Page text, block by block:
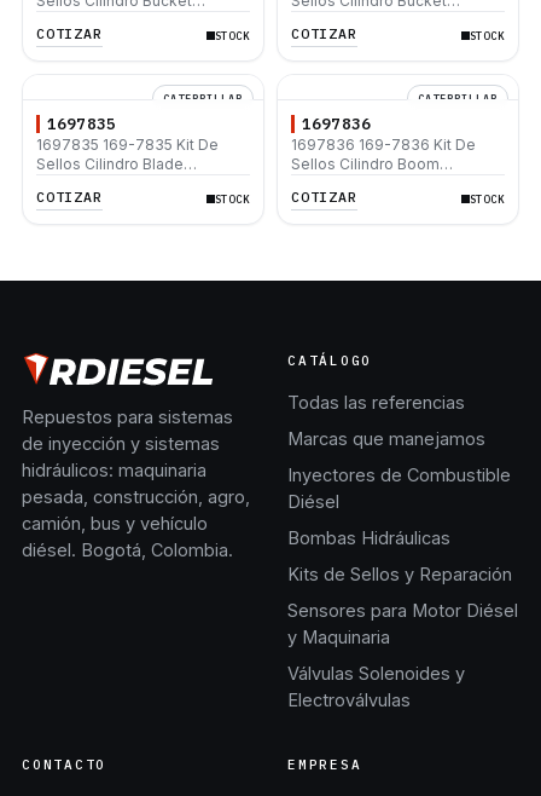
SR 312C L
COTIZAR STOCK
312B L 313B
COTIZAR STOCK
CATERPILLAR
1697835
1697835 169-7835 Kit De
Sellos Cilindro Blade
312B L
COTIZAR STOCK
CATERPILLAR
1697836
1697836 169-7836 Kit De
Sellos Cilindro Boom
COTIZAR STOCK
Repuestos para sistemas
de inyección y sistemas
hidráulicos: maquinaria
pesada, construcción, agro,
camión, bus y vehículo
diésel. Bogotá, Colombia.
CATÁLOGO
Todas las referencias
Marcas que manejamos
Inyectores de Combustible
Diésel
Bombas Hidráulicas
Kits de Sellos y Reparación
Sensores para Motor Diésel
y Maquinaria
Válvulas Solenoides y
Electroválvulas
CONTACTO EMPRESA